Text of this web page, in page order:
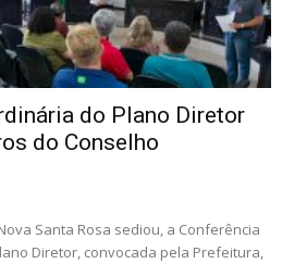
do Plano Diretor
do Conselho
Santa Rosa sediou, a Conferência
Diretor, convocada pela Prefeitura,